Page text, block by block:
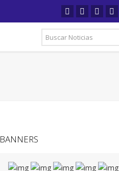
BANNERS